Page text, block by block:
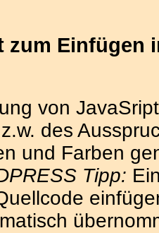
zum Einfügen
von
des
und Farben
Tipp: